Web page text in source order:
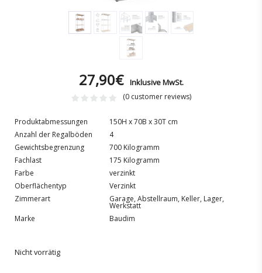
27,90€ Inklusive MwSt.
(0customer reviews)
Produktabmessungen
150H x 70B x 30T cm
Anzahl der Regalböden
4
Gewichtsbegrenzung
700 Kilogramm
Fachlast
175 Kilogramm
Farbe
verzinkt
Oberflächentyp
Verzinkt
Zimmerart
Garage, Abstellraum, Keller, Lager,
Werkstatt
Marke
Baudim
Nicht vorrätig